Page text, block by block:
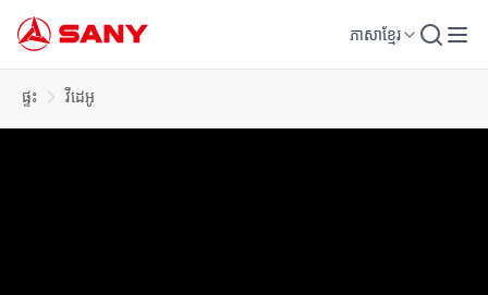
ភាសាខ្មែរ
ផ្ទះ វីដេអូ